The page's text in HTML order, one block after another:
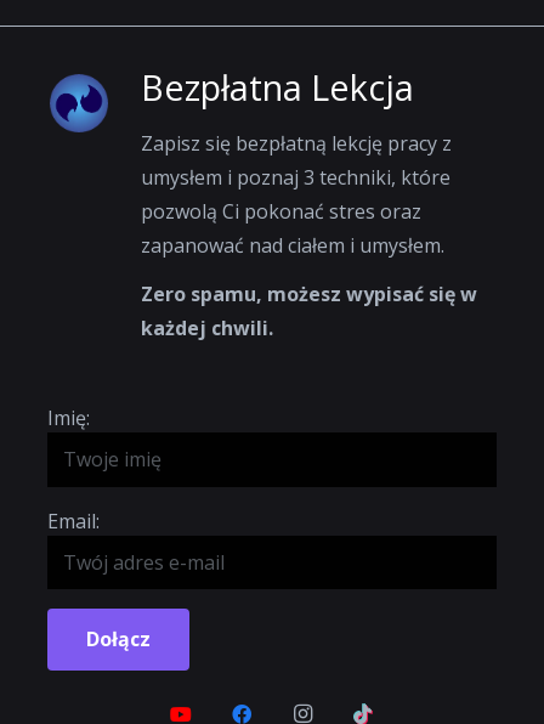
Bezpłatna Lekcja
Zapisz się bezpłatną lekcję pracy z
umysłem i poznaj 3 techniki, które
pozwolą Ci pokonać stres oraz
zapanować nad ciałem i umysłem.
Zero spamu, możesz wypisać się w
każdej chwili.
Imię:
Email:
Dołącz